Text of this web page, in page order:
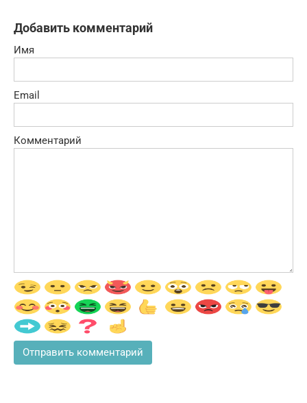
Добавить комментарий
Имя
Email
Комментарий